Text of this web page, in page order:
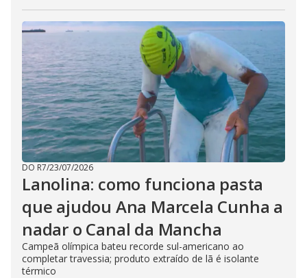
DO R7/23/07/2026
Lanolina: como funciona pasta
que ajudou Ana Marcela Cunha a
nadar o Canal da Mancha
Campeã olímpica bateu recorde sul-americano ao
completar travessia; produto extraído de lã é isolante
térmico